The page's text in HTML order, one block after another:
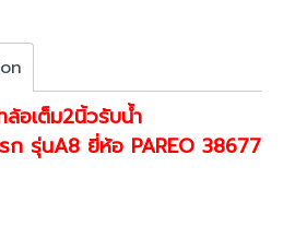
อเต็ม2นิ้วรับน้ำ
ก รุ่นA8 ยี่ห้อ PAREO 38677